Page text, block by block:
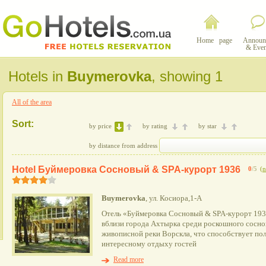
Home page
&
Hotels in Buymerovka, showing 1
All of the area
Sort: by price by rating by star
by distance from address
0/5 (
Hotel Буймеровка Сосновый & SPA-курорт 1936
Buymerovka, ул. Косиора,1-А
Отель «Буймеровка Сосновый & SPA-курорт
вблизи города Ахтырка среди роскошного
живописной реки Ворскла, что способствует
интересному отдыху гостей
Read more